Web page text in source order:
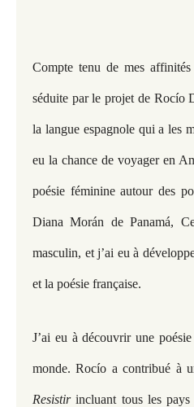
Compte tenu de mes
séduite par le projet de Rocío
la langue espagnole qui a les
eu la chance de voyager en
poésie féminine autour des
Diana Morán de Panamá,
masculin, et j’ai eu à
et la poésie française.
J’ai eu à découvrir une
monde. Rocío a contribué à
Resistirincluant tous les pays